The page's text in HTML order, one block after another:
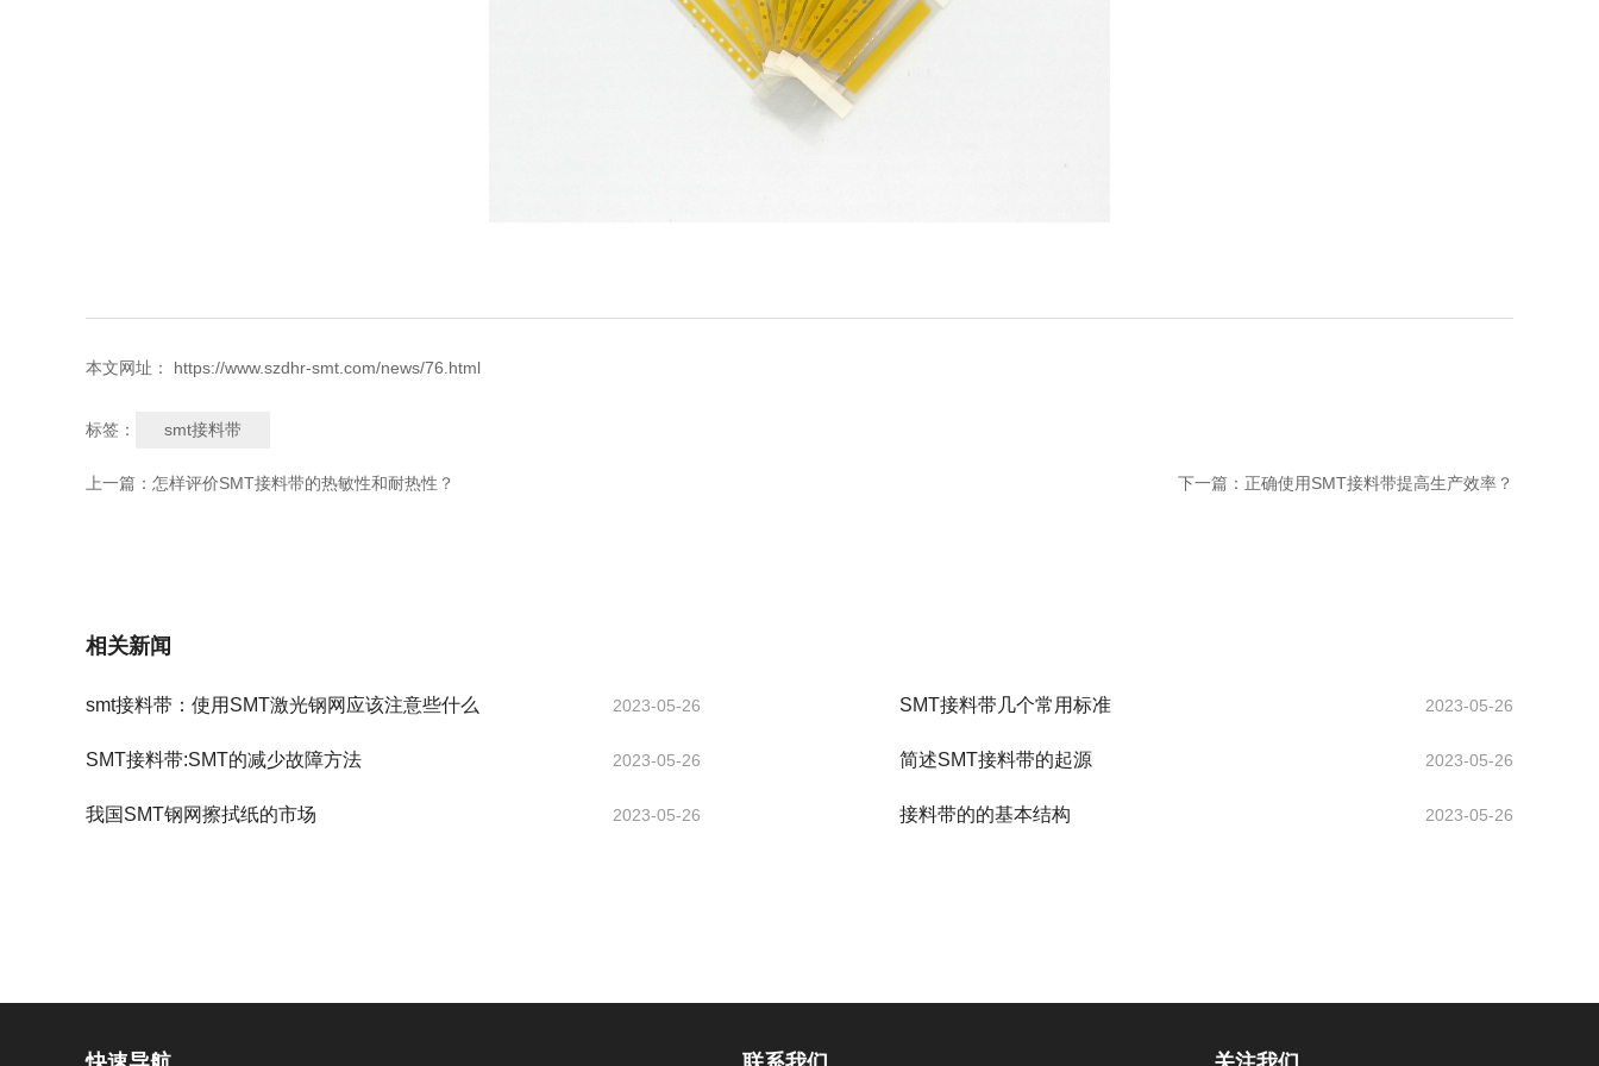
本文网址： https://www.szdhr-smt.com/news/76.html
标签： smt接料带
上一篇： 怎样评价SMT接料带的热敏性和耐热性？ 下一篇： 正确使用SMT接料带提高生产效率？
相关新闻
2023-05-26
smt接料带：使用SMT激光钢网应该注意些什么 2023-05-26
SMT接料带几个常用标准
2023-05-26
SMT接料带:SMT的减少故障方法 2023-05-26
简述SMT接料带的起源
2023-05-26
我国SMT钢网擦拭纸的市场 2023-05-26
接料带的的基本结构